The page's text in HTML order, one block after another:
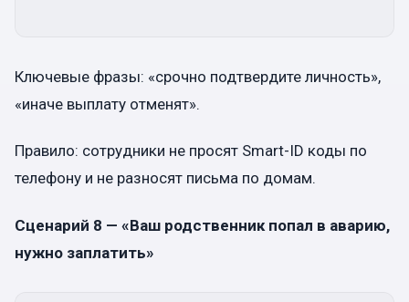
Ключевые фразы: «срочно подтвердите личность»,
«иначе выплату отменят».
Правило: сотрудники не просят Smart-ID коды по
телефону и не разносят письма по домам.
Сценарий 8 — «Ваш родственник попал в аварию,
нужно заплатить»